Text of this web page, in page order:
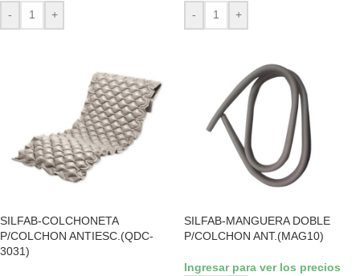
-
+
-
+
SILFAB-COLCHONETA
P/COLCHON ANTIESC.(QDC-
3031)
SILFAB-MANGUERA DOBLE
P/COLCHON ANT.(MAG10)
Ingresar para ver los precios